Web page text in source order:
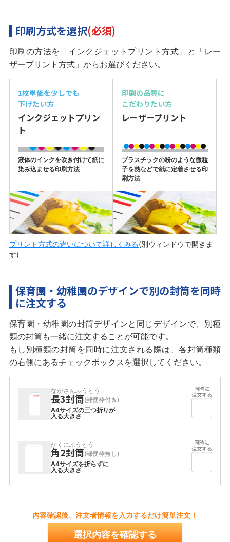
印刷方式を選択(必須)
印刷の方法を「インクジェットプリント方式」と「レー
ザープリント方式」からお選びください。
1枚単価を少しでも
下げたい方
インクジェットプリン
ト
液体のインクを吹き付けて紙に
染み込ませる印刷方法
印刷の品質に
こだわりたい方
レーザープリント
プラスチックの粉のような微粒
子を熱などで紙に定着させる印
刷方法
プリント方式の違いについて詳しくみる(別ウィンドウで開きま
す)
保育園・幼稚園のデザインで別の封筒を同時
に注文する
保育園・幼稚園の封筒デザインと同じデザインで、別種
類の封筒も一緒に注文することが可能です。
もし別種類の封筒を同時に注文される際は、各封筒種類
の右側にあるチェックボックスを選択してください。
ながさんふうとう
長3封筒(郵便枠付き)
A4サイズの三つ折りが
入る大きさ
かくにふうとう
角2封筒(郵便枠無し)
A4サイズを折らずに
入る大きさ
内容確認後、注文者情報を入力するだけ簡単注文！
選択内容を確認する